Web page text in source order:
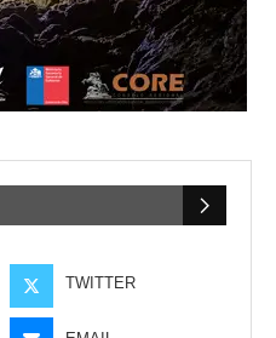
TWITTER